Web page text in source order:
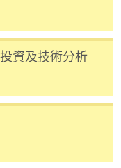
程申請和付款在系
，課程組職員將儘
報讀，相同的課
，網頁將顯示付款
發送到 閣下的電
資及技術分析